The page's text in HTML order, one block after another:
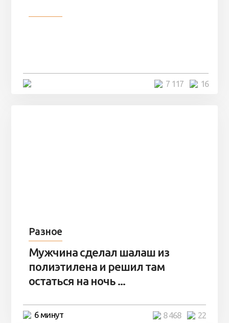
16
7 117
Разное
Мужчина сделал шалаш из
полиэтилена и решил там
остаться на ночь ...
6 минут 22
8 468